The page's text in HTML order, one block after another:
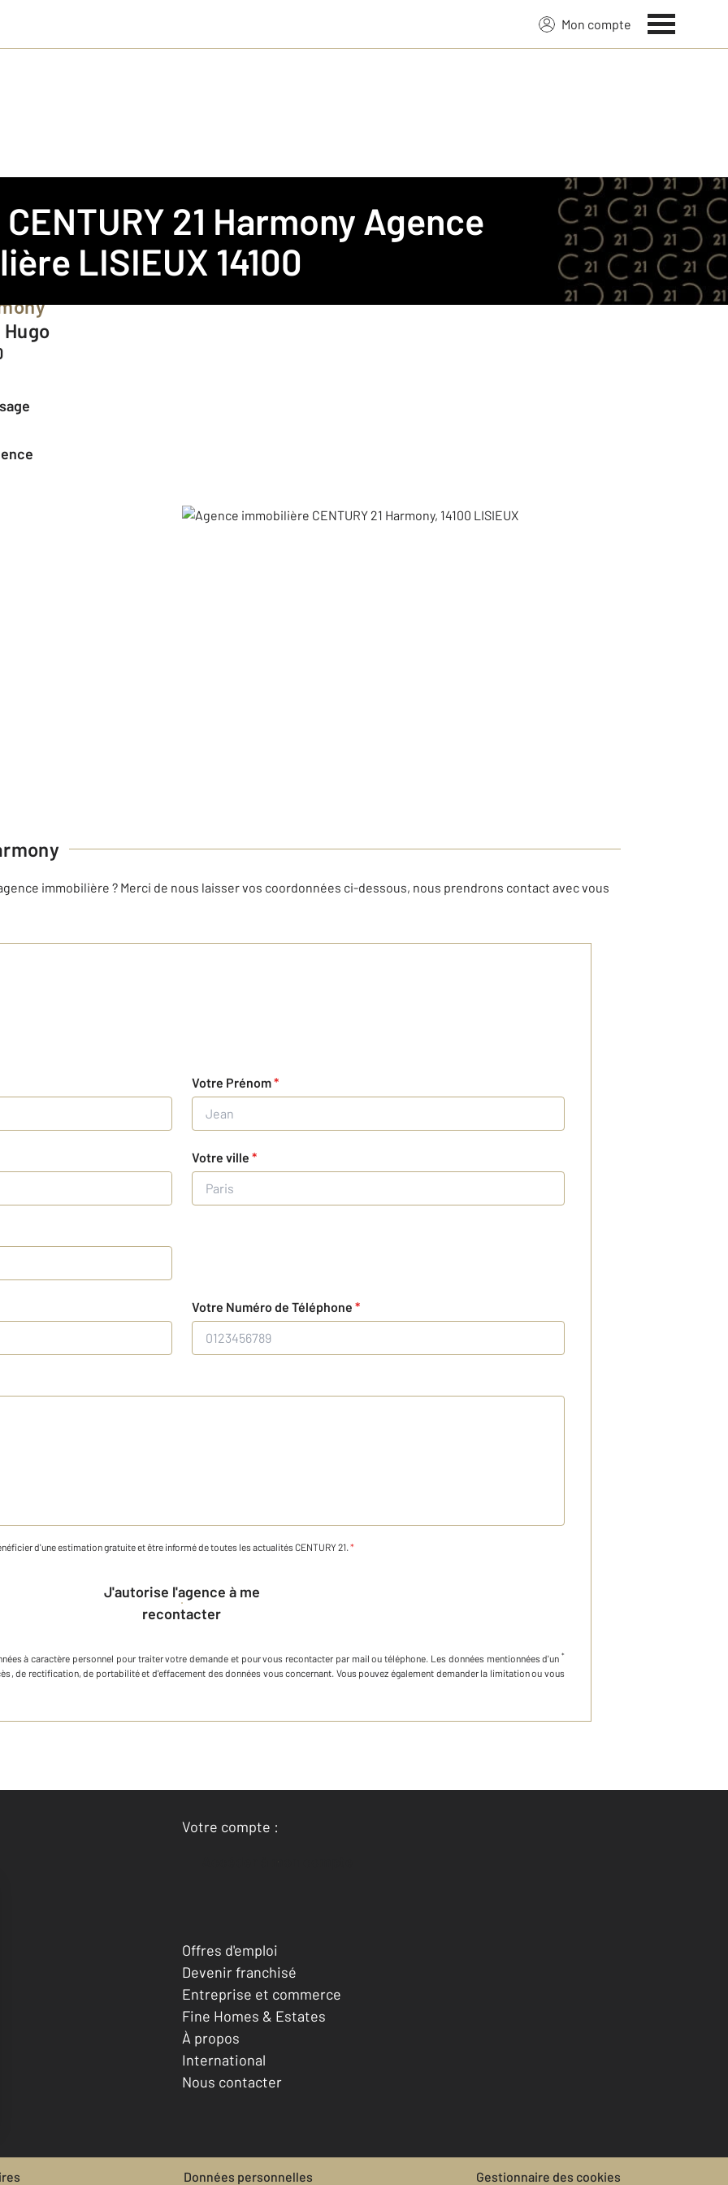
Mon compte
CENTURY 21 Harmony Agence
LISIEUX 14100
Hugo
immobilière ? Merci de nous laisser vos coordonnées ci-dessous, nous prendrons contact avec vous
Votre Prénom*
Votre ville *
Votre Numéro de Téléphone *
d'une estimation gratuite et être informé de toutes les actualités CENTURY 21. *
J'autorise l'agence à me
recontacter
à caractère personnel pour traiter votre demande et pour vous recontacter par mail ou téléphone Les données mentionnées d'un *
de rectification, de portabilité et d'effacement des données vous concernant. Vous pouvez également demander la limitation ou vous
Votre compte :
Accéder à mon compte
Offres d'emploi
Devenir franchisé
Entreprise et commerce
Fine Homes & Estates
À propos
International
Nous contacter
Données personnelles Gestionnaire des cookies